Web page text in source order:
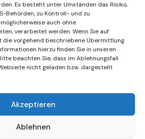
Es besteht unter Umständen das Risiko,
Behörden, zu Kontroll- und zu
auch ohne
verarbeitet werden. Wenn Sie auf
die vorgehend beschriebene Übermittlung
hierzu finden Sie in unseren
beachten Sie, dass im Ablehnungsfall
nicht geladen bzw. dargestellt
Akzeptieren
Ablehnen
Friedensgebet
Zeichen …
15. Juli 2026